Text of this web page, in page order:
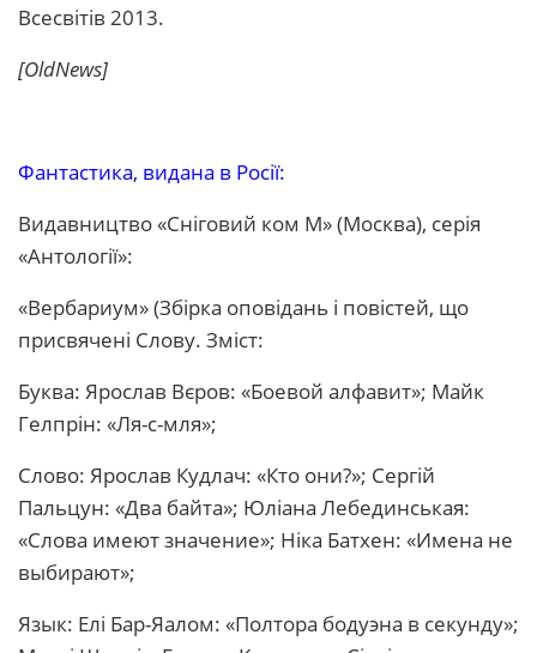
Всесвітів 2013.
[OldNews]
Фантастика, видана в Росії:
Видавництво «Сніговий ком М» (Москва), серія
«Антології»:
«Вербариум» (Збірка оповідань і повістей, що
присвячені Слову. Зміст:
Буква: Ярослав Вєров: «Боевой алфавит»; Майк
Гелпрін: «Ля-с-мля»;
Слово: Ярослав Кудлач: «Кто они?»; Сергій
Пальцун: «Два байта»; Юліана Лебединськая:
«Слова имеют значение»; Ніка Батхен: «Имена не
выбирают»;
Язык: Елі Бар-Яалом: «Полтора бодуэна в секунду»;